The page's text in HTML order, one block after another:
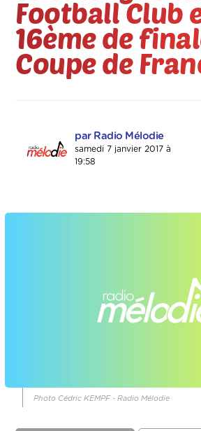
Football Club
16ème de
Coupe de
par Radio Mélodie
samedi 7 janvier 2017 à
19:58
Photo Cédric KEMPF - Radio Mélodie